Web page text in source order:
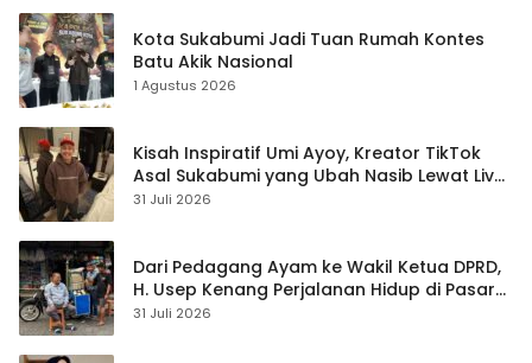
Kota Sukabumi Jadi Tuan Rumah Kontes
Batu Akik Nasional
1 Agustus 2026
Kisah Inspiratif Umi Ayoy, Kreator TikTok
Asal Sukabumi yang Ubah Nasib Lewat Live
Streaming
31 Juli 2026
Dari Pedagang Ayam ke Wakil Ketua DPRD,
H. Usep Kenang Perjalanan Hidup di Pasar
Cisaat
31 Juli 2026